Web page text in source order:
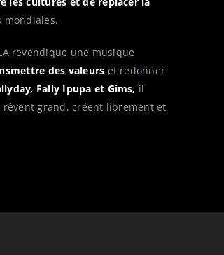
mondiales.
revendique une musique
des valeurs et redonner
Fally Ipupa et Gims, il
rêvent grand, créent librement et